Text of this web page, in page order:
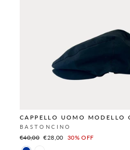
CAPPELLO UOMO MODELLO
BASTONCINO
Prezzo
€40,00 Prezzo
€28,00 30% OFF